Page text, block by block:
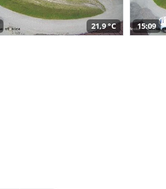
21,9 °C 15:09